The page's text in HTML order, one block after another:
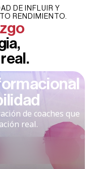
DE INFLUIR Y
RENDIMIENTO.
de coaches que
real.